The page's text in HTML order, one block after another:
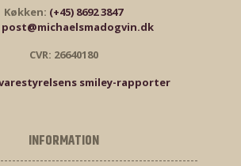
Køkken: (+45) 8692 3847
post@michaelsmadogvin.dk
CVR: 26640180
smiley-rapporter
INFORMATION